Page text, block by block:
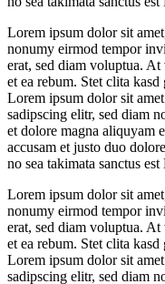
Lorem ipsum dolor sit
nonumy eirmod tempor
erat, sed diam voluptua. At
et ea rebum. Stet clita kasd
Lorem ipsum dolor sit
sadipscing elitr, sed diam
et dolore magna aliquyam
accusam et justo duo
no sea takimata sanctus
Lorem ipsum dolor sit
nonumy eirmod tempor
erat, sed diam voluptua. At
et ea rebum. Stet clita kasd
Lorem ipsum dolor sit
sadipscing elitr, sed diam